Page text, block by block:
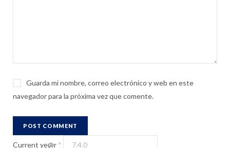
Guarda mi nombre, correo electrónico y web en este
navegador para la próxima vez que comente.
Current ye@r *